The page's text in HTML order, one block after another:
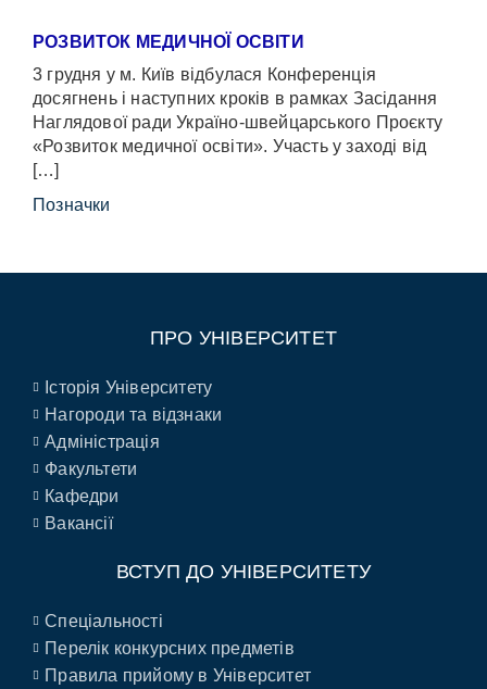
РОЗВИТОК МЕДИЧНОЇ ОСВІТИ
3 грудня у м. Київ відбулася Конференція
досягнень і наступних кроків в рамках Засідання
Наглядової ради Україно-швейцарського Проєкту
«Розвиток медичної освіти». Участь у заході від
[…]
Позначки
ПРО УНІВЕРСИТЕТ
Історія Університету
Нагороди та відзнаки
Адміністрація
Факультети
Кафедри
Вакансії
ВСТУП ДО УНІВЕРСИТЕТУ
Спеціальності
Перелік конкурсних предметів
Правила прийому в Університет